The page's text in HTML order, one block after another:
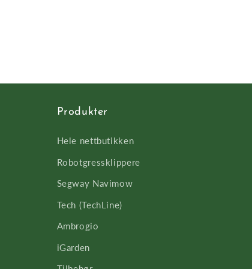
Produkter
Hele nettbutikken
Robotgressklippere
Segway Navimow
Tech (TechLine)
Ambrogio
iGarden